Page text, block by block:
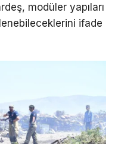
modüler yapıları
ifade